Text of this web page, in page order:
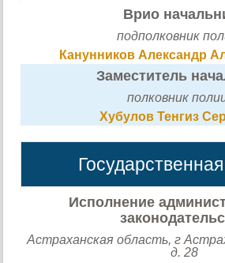
Врио
подполковник
Канунников Александр
Заместитель
полковник
Хубулов Тенгиз
Исполнение
Астраханская область, г
д. 28